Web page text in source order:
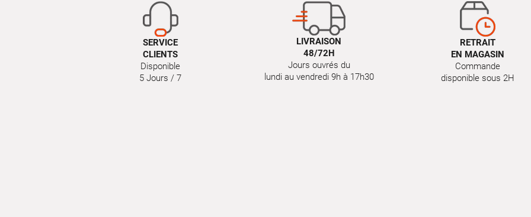
SERVICE
CLIENTS
Disponible
5 Jours / 7
LIVRAISON
48/72H
Jours ouvrés du
lundi au vendredi 9h à 17h30
RETRAIT
EN MAGASIN
Commande
disponible sous 2H